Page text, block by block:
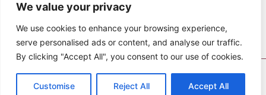
We value your privacy
We use cookies to enhance your browsing experience,
serve personalised ads or content, and analyse our traffic.
By clicking "Accept All", you consent to our use of cookies.
Customise Reject All Accept All
Καλέστε μας
Δευτ – Τετ. – Σαβ. : 10:00 – 15:00
Τρίτ. – Πέμπτ. – Παρ. : 10:00 – 21:00
© 2022 Λευκά Όνειρα All rights Reserved